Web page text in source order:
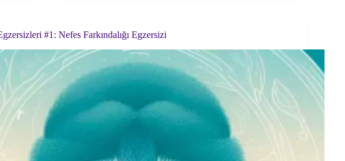
Rutinlerde
Mindfulness
#1: Nefes Farkındalığı Egzersizi